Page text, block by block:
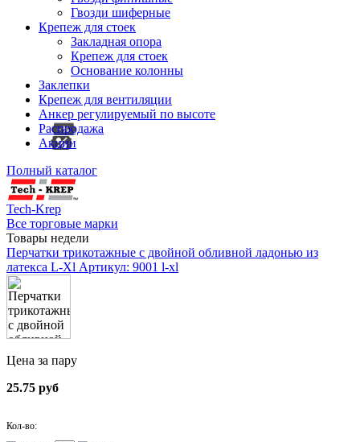
Гвозди шиферные
Крепеж для стоек
Закладная опора
Крепеж для стоек
Основание колонны
Заклепки
Крепеж для вентиляции
Анкер регулируемый по высоте
Распродажа
Акции
Полный каталог
Tech-Krep
Все торговые марки
Товары недели
Перчатки трикотажные с двойной обливной ладонью из
латекса L-Xl Артикул: 9001 l-xl
Цена за пару
25.75 руб
Кол-во: